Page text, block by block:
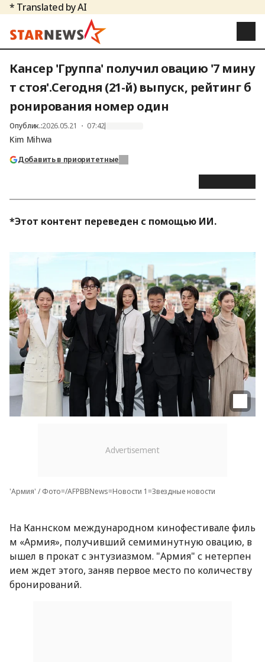
* Translated by AI
Кансер 'Группа' получил овацию '7 мину
т стоя'.Сегодня (21-й) выпуск, рейтинг б
ронирования номер один
Опублик.:2026.05.21 ・ 07:42
Kim Mihwa
Добавить в приоритетные
*Этот контент переведен с помощью ИИ.
'Армия' / Фото=/AFPBBNews=Новости 1=Звездные новости
На Каннском международном кинофестивале филь
м «Армия», получивший семиминутную овацию, в
ышел в прокат с энтузиазмом. "Армия" с нетерпен
ием ждет этого, заняв первое место по количеству
бронирований.